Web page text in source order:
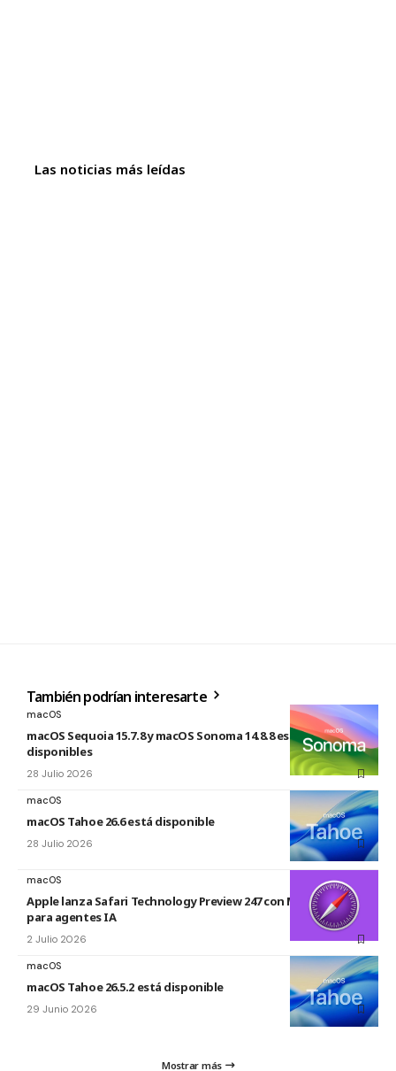
Las noticias más leídas
También podrían interesarte
macOS
macOS Sequoia 15.7.8 y macOS Sonoma 14.8.8 están
disponibles
28 Julio 2026
macOS
macOS Tahoe 26.6 está disponible
28 Julio 2026
macOS
Apple lanza Safari Technology Preview 247 con MCP Server
para agentes IA
2 Julio 2026
macOS
macOS Tahoe 26.5.2 está disponible
29 Junio 2026
Mostrar más